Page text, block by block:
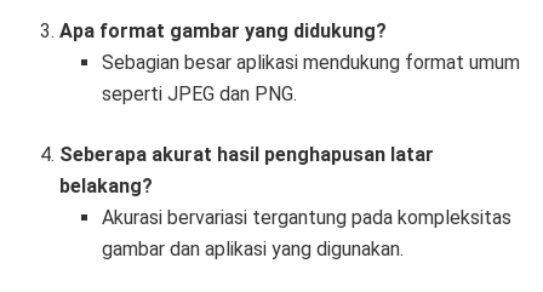
Apa format gambar yang didukung?
Sebagian besar aplikasi mendukung format umum
seperti JPEG dan PNG.
Seberapa akurat hasil penghapusan latar
belakang?
Akurasi bervariasi tergantung pada kompleksitas
gambar dan aplikasi yang digunakan.